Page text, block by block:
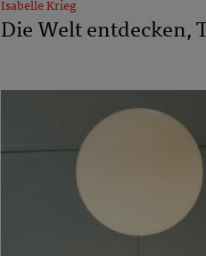
Isabelle Krieg
Die Welt entdecken,